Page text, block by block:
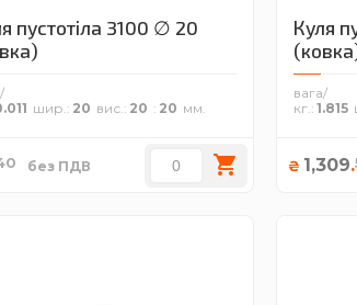
пустотіла 3100 ∅ 20
шир. 20 вис. 20 20
без ПДВ
Куля
вага/
кг. 1.815
₴ 1,309.